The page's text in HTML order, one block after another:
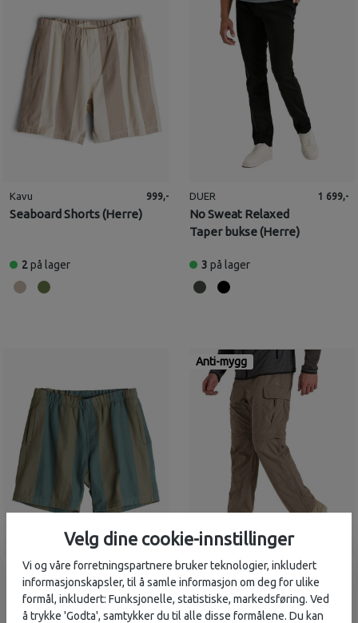
Kavu
Seaboard Shorts (Herre)
999,-
2på lager
DUER
No Sweat Relaxed
Taper bukse (Herre)
1 699,-
3 på lager
Kavu
Seaboard Shorts (Herre)
999,-
Anti-mygg
Craghoppers
NosiLife Convertible
Cargo Trouser III
Velg dine cookie-innstillinger
Vi og våre forretningspartnere bruker teknologier, inkludert
informasjonskapsler, til å samle informasjon om deg for ulike
formål, inkludert: Funksjonelle, statistiske, markedsføring. Ved
å trykke 'Godta', samtykker du til alle disse formålene. Du kan